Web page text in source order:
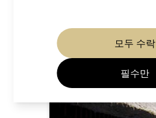
모두 수락
필수만